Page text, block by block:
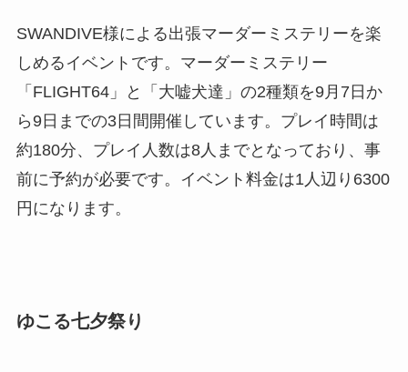
SWANDIVE様による出張マーダーミステリーを楽
しめるイベントです。マーダーミステリー
「FLIGHT64」と「大嘘犬達」の2種類を9月7日か
ら9日までの3日間開催しています。プレイ時間は
約180分、プレイ人数は8人までとなっており、事
前に予約が必要です。イベント料金は1人辺り6300
円になります。
ゆこる七夕祭り